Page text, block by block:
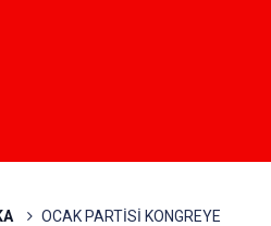
OCAK PARTİSİ KONGREYE